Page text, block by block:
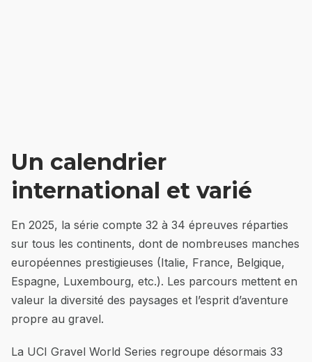
Un calendrier
international et varié
En 2025, la série compte 32 à 34 épreuves réparties
sur tous les continents, dont de nombreuses manches
européennes prestigieuses (Italie, France, Belgique,
Espagne, Luxembourg, etc.). Les parcours mettent en
valeur la diversité des paysages et l’esprit d’aventure
propre au gravel.
La UCI Gravel World Series regroupe désormais 33